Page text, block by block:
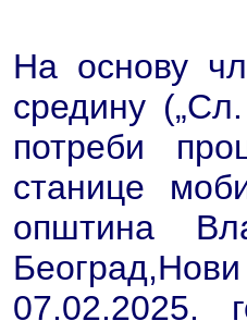
На основу
средину
потреби
станице
општина
07.02.2025.